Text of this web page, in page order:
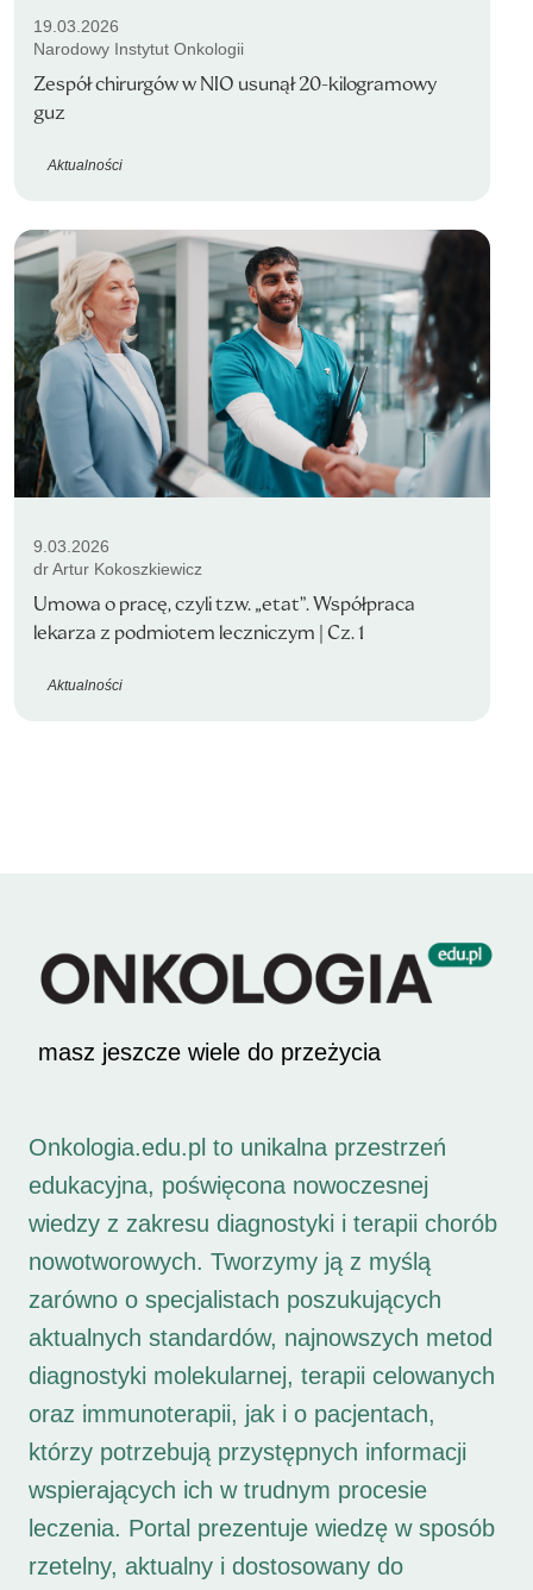
19.03.2026
Narodowy Instytut Onkologii
Zespół chirurgów w NIO usunął 20-kilogramowy
guz
Aktualności
9.03.2026
dr Artur Kokoszkiewicz
Umowa o pracę, czyli tzw. „etat”. Współpraca
lekarza z podmiotem leczniczym | Cz. 1
Aktualności
masz jeszcze wiele do przeżycia
Onkologia.edu.pl to unikalna przestrzeń
edukacyjna, poświęcona nowoczesnej
wiedzy z zakresu diagnostyki i terapii chorób
nowotworowych. Tworzymy ją z myślą
zarówno o specjalistach poszukujących
aktualnych standardów, najnowszych metod
diagnostyki molekularnej, terapii celowanych
oraz immunoterapii, jak i o pacjentach,
którzy potrzebują przystępnych informacji
wspierających ich w trudnym procesie
leczenia. Portal prezentuje wiedzę w sposób
rzetelny, aktualny i dostosowany do